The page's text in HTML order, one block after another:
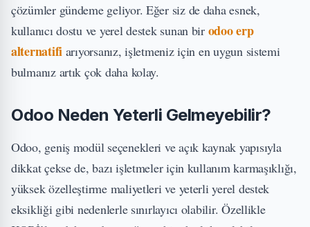
çözümler gündeme geliyor. Eğer siz de daha esnek,
kullanıcı dostu ve yerel destek sunan bir odoo erp
alternatifi arıyorsanız, işletmeniz için en uygun sistemi
bulmanız artık çok daha kolay.
Odoo Neden Yeterli Gelmeyebilir?
Odoo, geniş modül seçenekleri ve açık kaynak yapısıyla
dikkat çekse de, bazı işletmeler için kullanım karmaşıklığı,
yüksek özelleştirme maliyetleri ve yeterli yerel destek
eksikliği gibi nedenlerle sınırlayıcı olabilir. Özellikle